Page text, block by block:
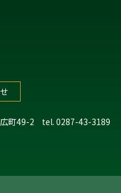
町49-2 tel. 0287-43-3189